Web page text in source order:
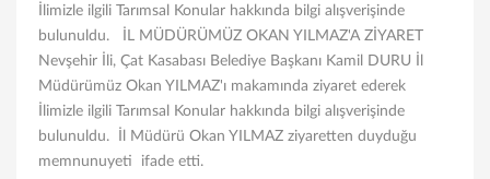
İlimizle ilgili Tarımsal Konular hakkında bilgi alışverişinde
bulunuldu. İL MÜDÜRÜMÜZ OKAN YILMAZ'A ZİYARET
Nevşehir İli, Çat Kasabası Belediye Başkanı Kamil DURU İl
Müdürümüz Okan YILMAZ'ı makamında ziyaret ederek
İlimizle ilgili Tarımsal Konular hakkında bilgi alışverişinde
bulunuldu. İl Müdürü Okan YILMAZ ziyaretten duyduğu
memnunuyeti ifade etti.